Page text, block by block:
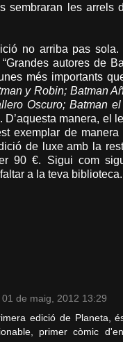
sembraran les arrels
no arriba pas sola.
autores de
més importants
y Robin; Batman
Oscuro; Batman
. D’aquesta manera, el
exemplar de manera
de luxe amb la
90 €. Sigui com
a la teva biblioteca.
01 de maig, 2012 13:29
edició de Planeta,
primer còmic